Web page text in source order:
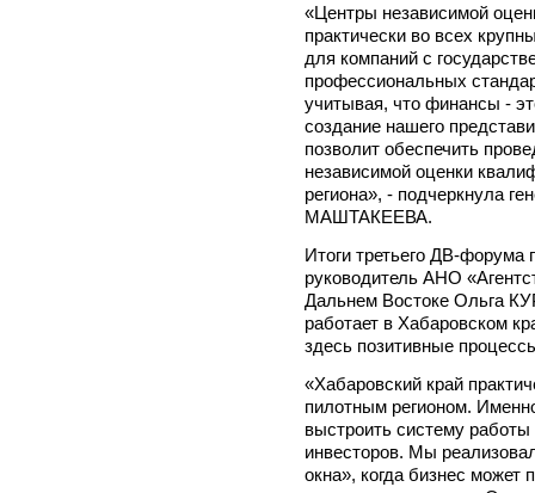
«Центры независимой
практически во всех
для компаний с
профессиональных
учитывая, что финансы -
создание нашего
позволит обеспечить
независимой оценки
региона», - подчеркнула
МАШТАКЕЕВА.
Итоги третьего ДВ-форума
руководитель АНО
Дальнем Востоке Ольга
работает в Хабаровском
здесь позитивные
«Хабаровский край
пилотным регионом.
выстроить систему работы
инвесторов. Мы
окна», когда бизнес может